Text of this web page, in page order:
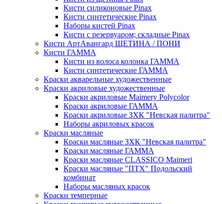
Кисти силиконовые Pinax
Кисти синтетические Pinax
Наборы кистей Pinax
Кисти с резервуаром; складные Pinax
Кисти АртАвангард ЩЕТИНА / ПОНИ
Кисти ГАММА
Кисти из волоса колонка ГАММА
Кисти синтетические ГАММА
Краски акварельные художественные
Краски акриловые художественные
Краски акриловые Maimery Polycolor
Краски акриловые ГАММА
Краски акриловые ЗХК "Невская палитра"
Наборы акриловых красок
Краски масляные
Краски масляные ЗХК "Невская палитра"
Краски масляные ГАММА
Краски масляные CLASSICO Maimeri
Краски масляные "ПТХ" Подольский
комбинат
Наборы масляных красок
Краски темперные